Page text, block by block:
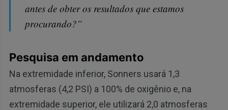
antes de obter os resultados que estamos
procurando?”
Pesquisa em andamento
Na extremidade inferior, Sonners usará 1,3
atmosferas (4,2 PSI) a 100% de oxigênio e, na
extremidade superior, ele utilizará 2,0 atmosferas